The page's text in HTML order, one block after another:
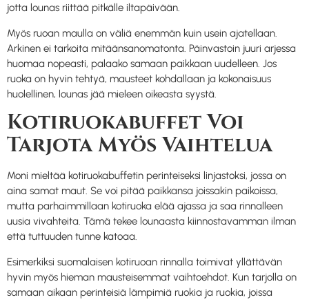
jotta lounas riittää pitkälle iltapäivään.
Myös ruoan maulla on väliä enemmän kuin usein ajatellaan.
Arkinen ei tarkoita mitäänsanomatonta. Päinvastoin juuri arjessa
huomaa nopeasti, palaako samaan paikkaan uudelleen. Jos
ruoka on hyvin tehtyä, mausteet kohdallaan ja kokonaisuus
huolellinen, lounas jää mieleen oikeasta syystä.
Kotiruokabuffet Voi
Tarjota Myös Vaihtelua
Moni mieltää kotiruokabuffetin perinteiseksi linjastoksi, jossa on
aina samat maut. Se voi pitää paikkansa joissakin paikoissa,
mutta parhaimmillaan kotiruoka elää ajassa ja saa rinnalleen
uusia vivahteita. Tämä tekee lounaasta kiinnostavamman ilman
että tuttuuden tunne katoaa.
Esimerkiksi suomalaisen kotiruoan rinnalla toimivat yllättävän
hyvin myös hieman mausteisemmat vaihtoehdot. Kun tarjolla on
samaan aikaan perinteisiä lämpimiä ruokia ja ruokia, joissa